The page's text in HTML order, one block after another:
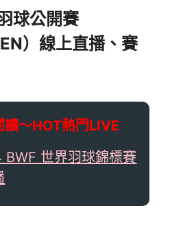
球公開賽
）線上直播、賽
讀～HOT熱門LIVE
世界羽球錦標賽